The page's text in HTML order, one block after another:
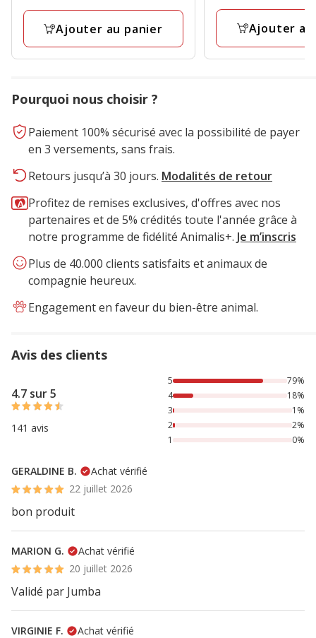
7
Kg
Ajouter au panier
avis
Ajouter
Pourquoi nous choisir ?
Paiement 100% sécurisé avec la possibilité de payer
en 3 versements, sans frais.
Retours jusqu’à 30 jours. Modalités de retour
Profitez de remises exclusives, d'offres avec nos
partenaires et de 5% crédités toute l'année grâce à
notre programme de fidélité Animalis+. Je m’inscris
Plus de 40.000 clients satisfaits et animaux de
compagnie heureux.
Engagement en faveur du bien-être animal.
Avis des clients
4.7 sur 5
141 avis
79% des personnes lont noté avec {1} étoiles, 18% des
5
79%
4
18%
3
1%
2
2%
1
0%
GERALDINE B.
Achat vérifié
22 juillet 2026
bon produit
MARION G.
Achat vérifié
20 juillet 2026
Validé par Jumba
VIRGINIE F.
Achat vérifié